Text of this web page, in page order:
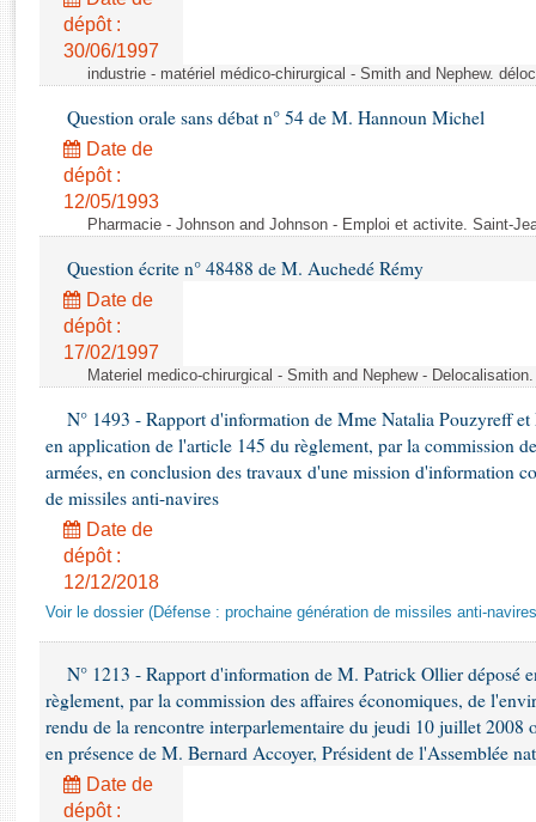
Rapports d'enquête
Rapports législatifs
Dossiers législatifs
Budget et sécurité sociale
Questions écrites et orales
dépôt :
30/06/1997
industrie - matériel médico-chirurgical - Smith and Nephew.
Question orale sans débat n° 54 de M. Hannoun Michel
Date de
dépôt :
12/05/1993
Pharmacie - Johnson and Johnson - Emploi et activite. Saint-
Question écrite n° 48488 de M. Auchedé Rémy
Date de
dépôt :
17/02/1997
Materiel medico-chirurgical - Smith and Nephew -
N° 1493 - Rapport d'information de Mme Natalia Pouzyreff
en application de l'article 145 du règlement, par la commission
armées, en conclusion des travaux d'une mission d'information
de missiles anti-navires
Date de
dépôt :
12/12/2018
Voir le dossier (Défense : prochaine génération de missiles anti-
N° 1213 - Rapport d'information de M. Patrick Ollier déposé
règlement, par la commission des affaires économiques, de
rendu de la rencontre interparlementaire du jeudi 10 juillet 2008
en présence de M. Bernard Accoyer, Président de l'Assemblée
Date de
dépôt :